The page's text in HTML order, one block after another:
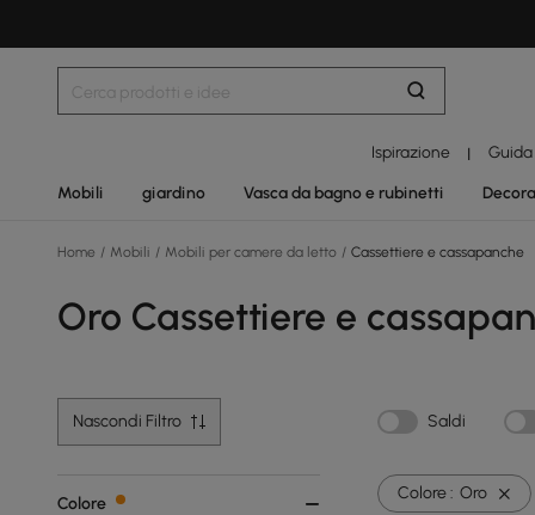
Ispirazione |
Mobili giardino Vasca da bagno e rubinetti
Home / Mobili / Mobili per camere da letto / Cassettiere e cassapanche
Oro Cassettiere e
Nascondi Filtro Saldi
Colore
Colore : Oro